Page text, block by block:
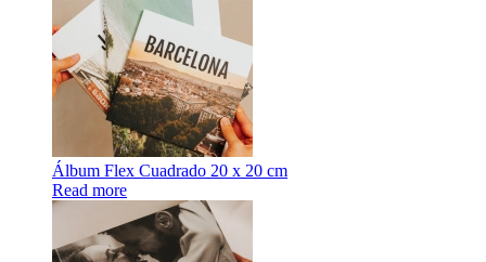
Álbum Flex Cuadrado 20 x 20 cm
Read more